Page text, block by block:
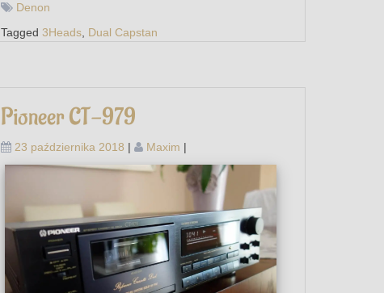
Denon
Tagged 3Heads, Dual Capstan
Pioneer CT-979
23 października 2018 | Maxim |